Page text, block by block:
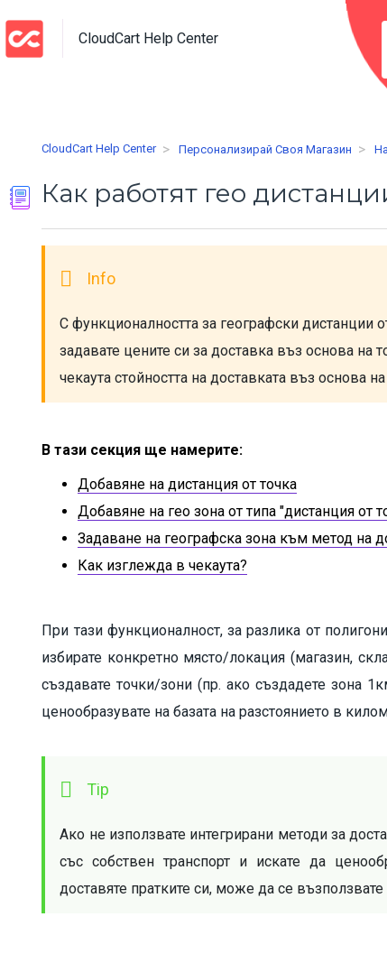
CloudCart Help Center
CloudCart Help Center Персонализирай Своя Магазин
Как работят гео
С функционалността за географски дистанции
задавате цените си за доставка въз основа на
чекаута стойността на доставката въз основа
В тази секция ще намерите:
Добавяне на дистанция от точка
Добавяне на гео зона от типа "дистанция от
Задаване на географска зона към метод на
Как изглежда в чекаута?
При тази функционалност, за разлика от
избирате конкретно място/локация (магазин,
създавате точки/зони (пр. ако създадете зона
ценообразувате на базата на разстоянието в
Ако не използвате интегрирани методи за
със собствен транспорт и искате да
доставяте пратките си, може да се